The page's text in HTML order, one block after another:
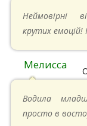
Неймовірні
крутих емоцій!
Мелисса
Водила
просто в